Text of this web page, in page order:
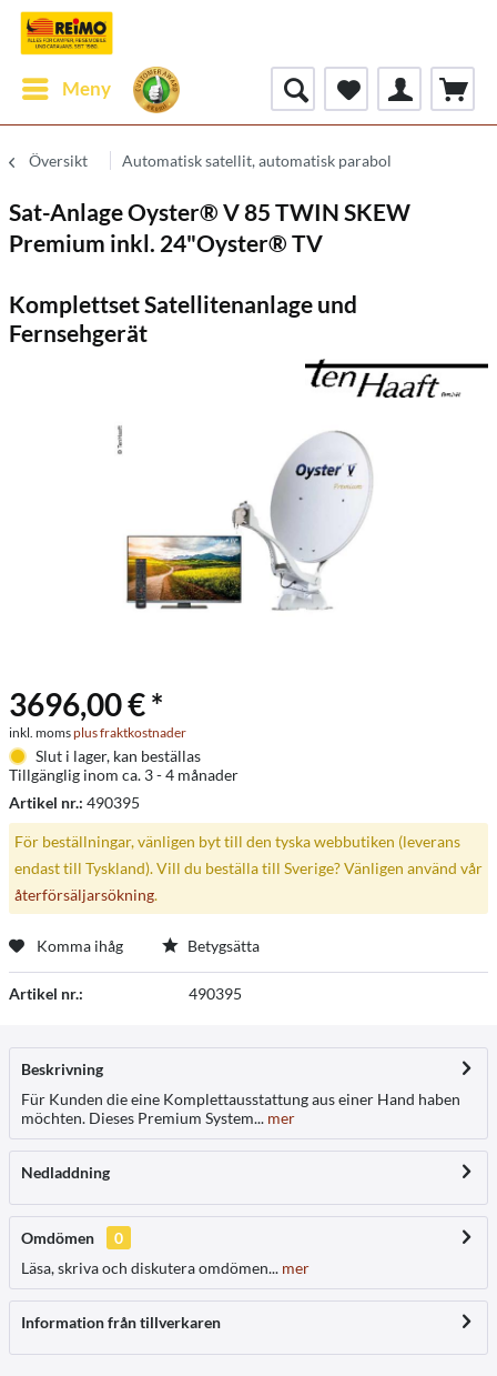
Meny
Översikt Automatisk satellit, automatisk parabol
Sat-Anlage Oyster® V 85 TWIN SKEW
Premium inkl. 24"Oyster® TV
Komplettset Satellitenanlage und
Fernsehgerät
3696,00 € *
inkl. momsplus fraktkostnader
Slut i lager, kan beställas
Tillgänglig inom ca. 3 - 4 månader
Artikel nr.: 490395
För beställningar, vänligen byt till den tyska webbutiken (leverans
endast till Tyskland). Vill du beställa till Sverige? Vänligen använd vår
återförsäljarsökning.
Komma ihåg Betygsätta
Artikel nr.: 490395
Beskrivning
Für Kunden die eine Komplettausstattung aus einer Hand haben
möchten. Dieses Premium System... mer
Nedladdning
Omdömen
0
Läsa, skriva och diskutera omdömen... mer
Information från tillverkaren